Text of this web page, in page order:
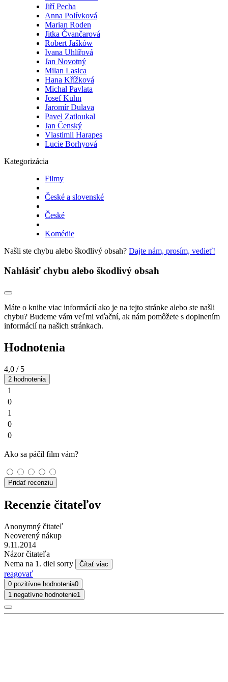
Jiří Pecha
Anna Polívková
Marian Roden
Jitka Čvančarová
Robert Jašków
Ivana Uhlířová
Jan Novotný
Milan Lasica
Hana Křížková
Michal Pavlata
Josef Kuhn
Jaromír Dulava
Pavel Zatloukal
Jan Čenský
Vlastimil Harapes
Lucie Borhyová
Kategorizácia
Filmy
České a slovenské
České
Komédie
Našli ste chybu alebo škodlivý obsah? Dajte nám, prosím, vedieť!
Nahlásiť chybu alebo škodlivý obsah
Máte o knihe viac informácií ako je na tejto stránke alebo ste našli
chybu? Budeme vám veľmi vďační, ak nám pomôžete s doplnením
informácií na našich stránkach.
Hodnotenia
4,0 / 5
2 hodnotenia
1
0
1
0
0
Ako sa páčil film vám?
Pridať recenziu
Recenzie čitateľov
Anonymný čitateľ
Neoverený nákup
9.11.2014
Názor čitateľa
Nema na 1. diel sorry
Čítať viac
reagovať
0 pozitívne hodnotenia0
1 negatívne hodnotenie1